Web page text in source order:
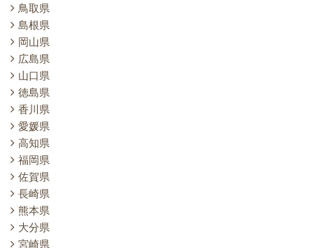
鳥取県
島根県
岡山県
広島県
山口県
徳島県
香川県
愛媛県
高知県
福岡県
佐賀県
長崎県
熊本県
大分県
宮崎県